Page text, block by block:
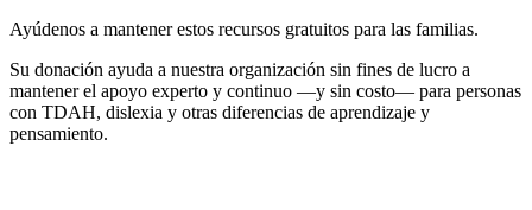
Ayúdenos a mantener estos recursos gratuitos para las familias.
Su donación ayuda a nuestra organización sin fines de lucro a
mantener el apoyo experto y continuo —y sin costo— para personas
con TDAH, dislexia y otras diferencias de aprendizaje y
pensamiento.